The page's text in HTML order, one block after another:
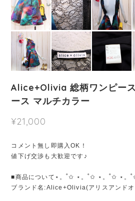
Alice+Olivia 総柄ワンピー
ース マルチカラー
¥21,000
コメント無し即購入OK！
値下げ交渉も大歓迎です♪
■商品について⋆。˚✩ ⋆。˚✩ ⋆。˚✩ ⋆。
ブランド名:Alice+Olivia(アリスアンド